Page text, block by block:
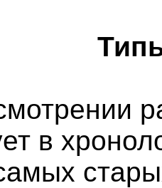
в